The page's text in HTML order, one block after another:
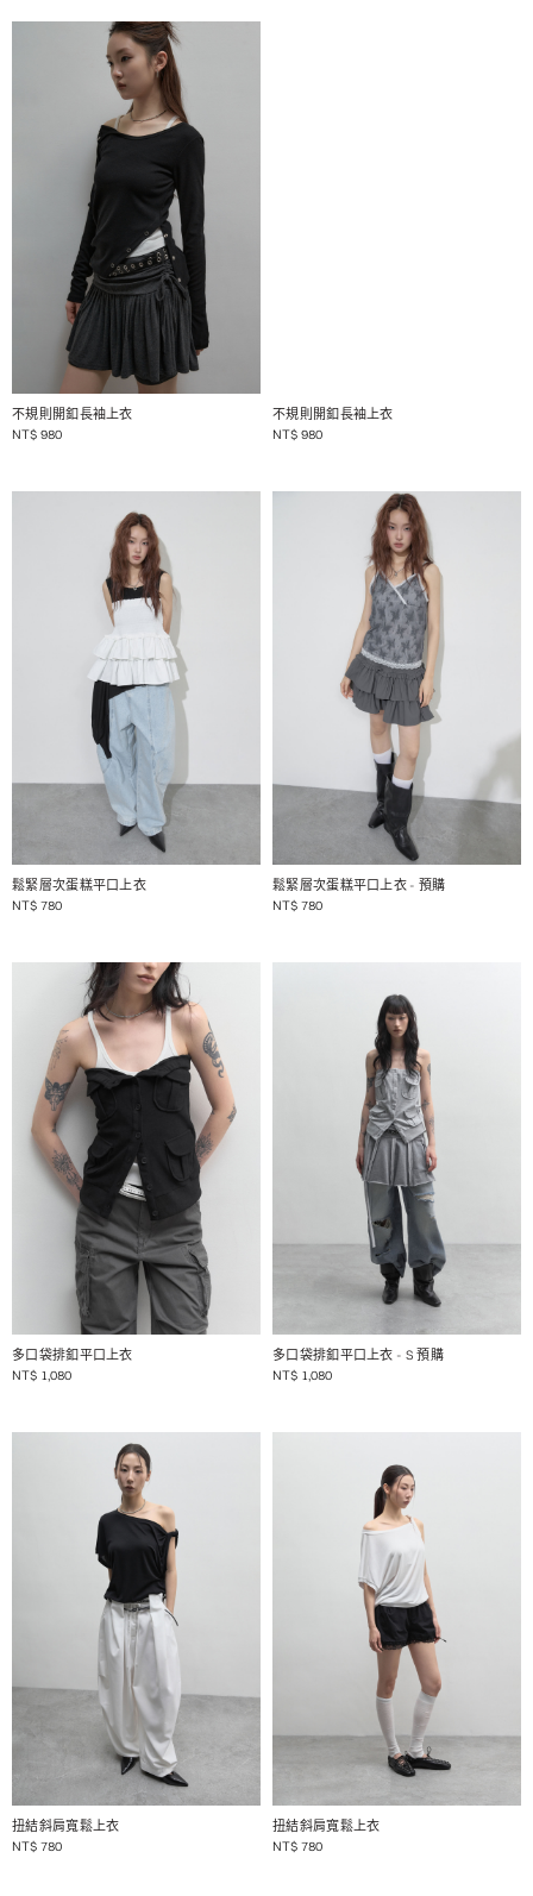
不規則開釦長袖上衣
NT$ 980
不規則開釦長袖上衣
NT$ 980
鬆緊層次蛋糕平口上衣
NT$ 780
鬆緊層次蛋糕平口上衣 - 預購
NT$ 780
多口袋排釦平口上衣
NT$ 1,080
多口袋排釦平口上衣 - S 預購
NT$ 1,080
扭結斜肩寬鬆上衣
NT$ 780
扭結斜肩寬鬆上衣
NT$ 780